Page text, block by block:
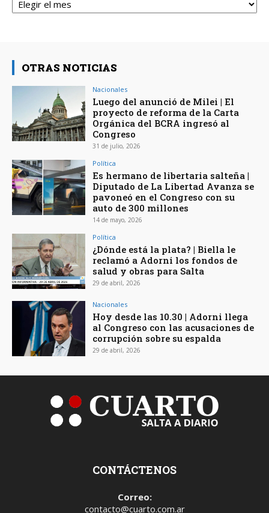
OTRAS NOTICIAS
Nacionales
Luego del anunció de Milei | El
proyecto de reforma de la Carta
Orgánica del BCRA ingresó al
Congreso
31 de julio, 2026
Política
Es hermano de libertaria salteña |
Diputado de La Libertad Avanza se
pavoneó en el Congreso con su
auto de 300 millones
14 de mayo, 2026
Política
¿Dónde está la plata? | Biella le
reclamó a Adorni los fondos de
salud y obras para Salta
29 de abril, 2026
Nacionales
Hoy desde las 10.30 | Adorni llega
al Congreso con las acusaciones de
corrupción sobre su espalda
29 de abril, 2026
CONTÁCTENOS
Correo:
contacto@cuarto.com.ar